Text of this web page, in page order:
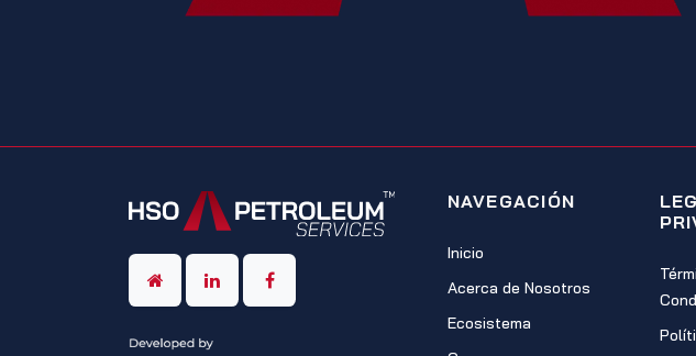
NAVEGACIÓN
Inicio
Acerca de Nosotros
Ecosistema